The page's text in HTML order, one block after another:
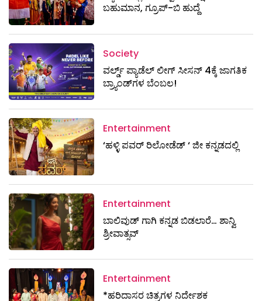
ಬಹುಮಾನ, ಗ್ರೂಪ್-ಬಿ ಹುದ್ದೆ
Society
ವರ್ಲ್ಡ್ ಪ್ಯಾಡೆಲ್ ಲೀಗ್ ಸೀಸನ್ 4ಕ್ಕೆ ಜಾಗತಿಕ
ಬ್ರ್ಯಾಂಡ್‌ಗಳ ಬೆಂಬಲ!
Entertainment
‘ಹಳ್ಳಿ ಪವರ್ ರಿಲೋಡೆಡ್ ‘ ಜೀ ಕನ್ನಡದಲ್ಲಿ
Entertainment
ಬಾಲಿವುಡ್ ಗಾಗಿ ಕನ್ನಡ ಬಿಡಲಾರೆ… ಶಾನ್ವಿ
ಶ್ರೀವಾತ್ಸವ್
Entertainment
*ಹರಿದಾಸರ ಚಿತ್ರಗಳ ನಿರ್ದೇಶಕ